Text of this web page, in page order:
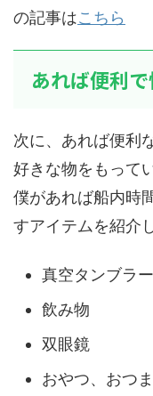
の記事はこちら
あれば便利
次に、あれば便利
好きな物をもって
僕があれば船内時
すアイテムを紹介
真空タンブラー
飲み物
双眼鏡
おやつ、おつま